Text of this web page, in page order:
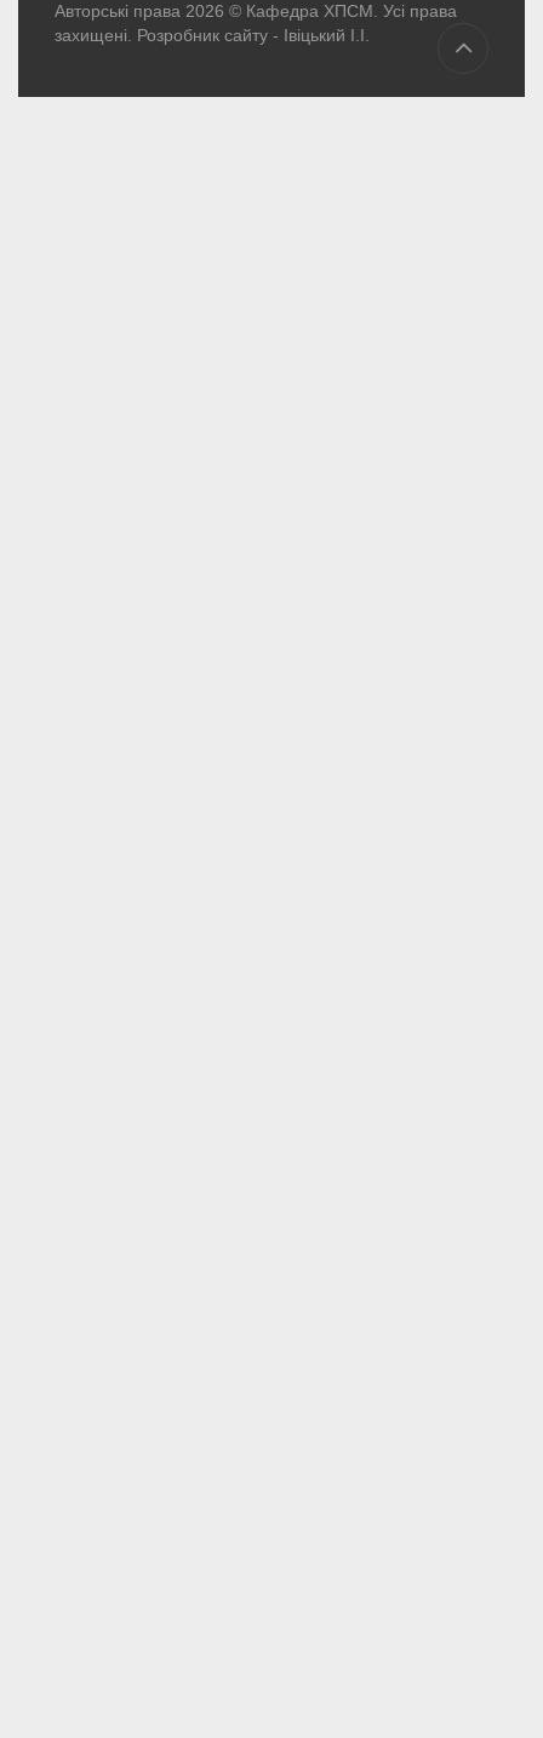
Авторські права 2026 © Кафедра ХПСМ. Усі права
захищені. Розробник сайту - Івіцький І.І.